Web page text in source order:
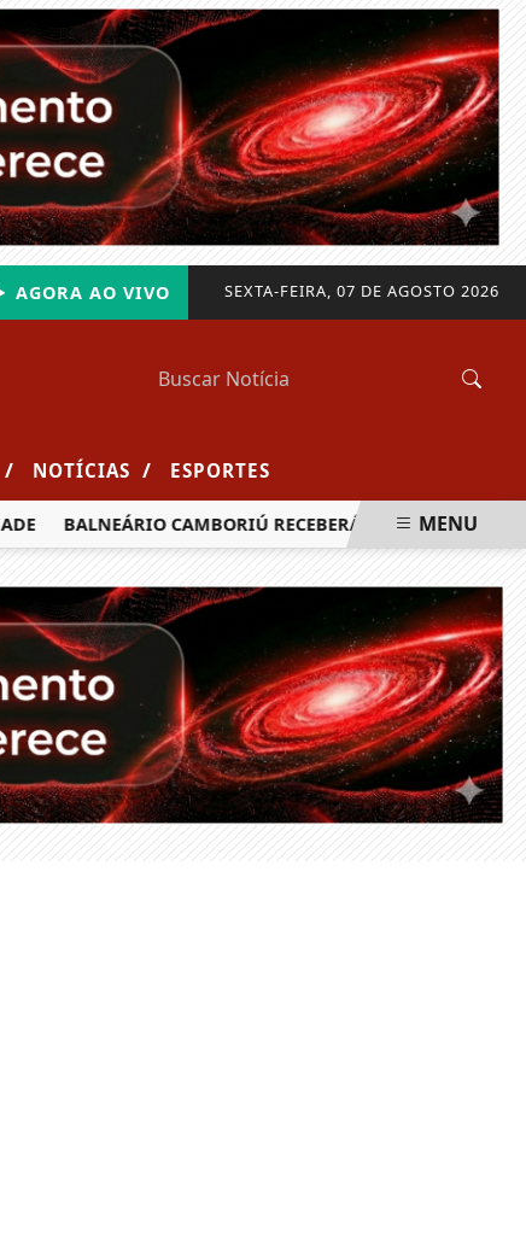
SEXTA-FEIRA, 07 DE AGOSTO 2026
AGORA AO VIVO
/ NOTÍCIAS / ESPORTES
BALNEÁRIO CAMBORIÚ RECEBERÁ MAIS DE 120 MENU